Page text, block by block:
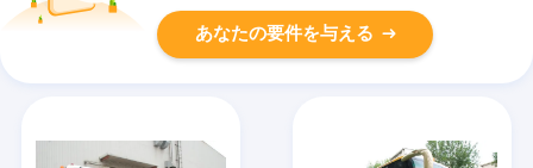
あなたの要件を与える